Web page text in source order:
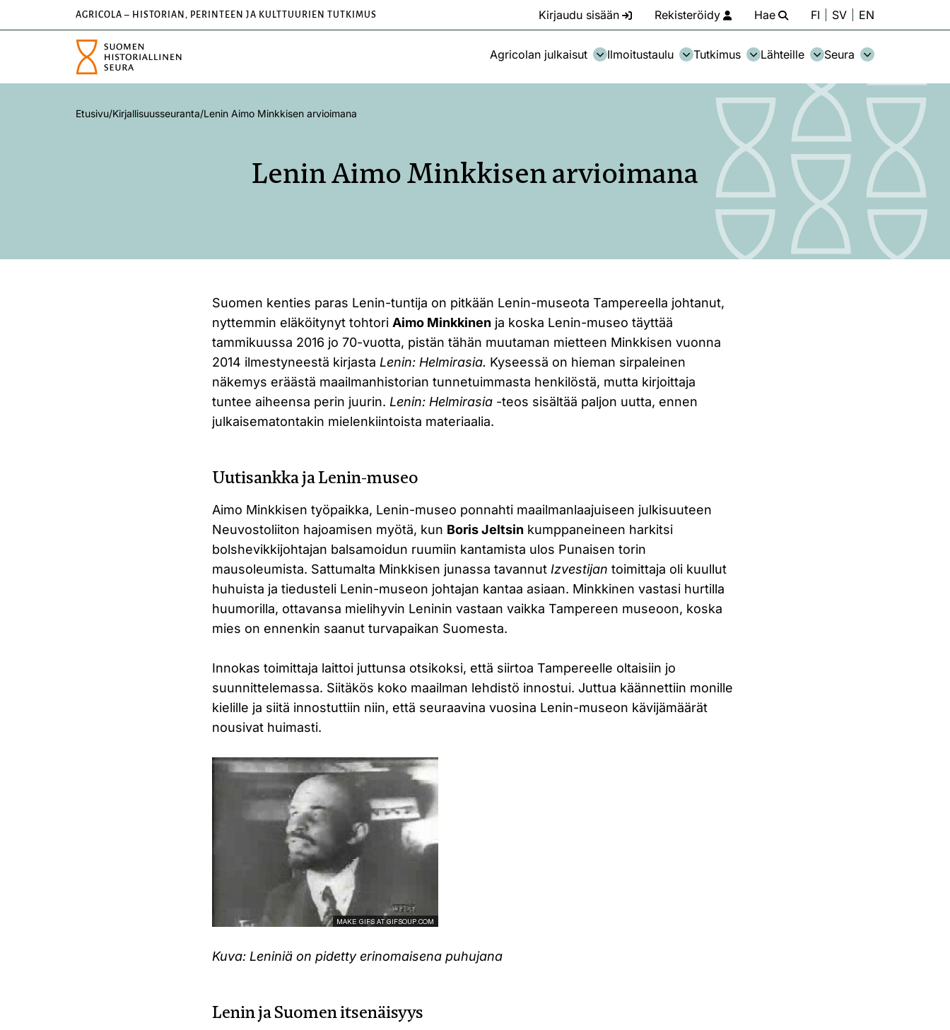
AGRICOLA – HISTORIAN, PERINTEEN JA KULTTUURIEN TUTKIMUS Kirjaudu sisään Rekisteröidy Hae FI SV EN
Agricolan julkaisut Ilmoitustaulu Tutkimus Lähteille Seura
Etusivu/Kirjallisuusseuranta/Lenin Aimo Minkkisen arvioimana
Lenin Aimo Minkkisen arvioimana
Suomen kenties paras Lenin-tuntija on pitkään Lenin-museota Tampereella johtanut,
nyttemmin eläköitynyt tohtori Aimo Minkkinen ja koska Lenin-museo täyttää
tammikuussa 2016 jo 70-vuotta, pistän tähän muutaman mietteen Minkkisen vuonna
2014 ilmestyneestä kirjasta Lenin: Helmirasia. Kyseessä on hieman sirpaleinen
näkemys eräästä maailmanhistorian tunnetuimmasta henkilöstä, mutta kirjoittaja
tuntee aiheensa perin juurin. Lenin: Helmirasia -teos sisältää paljon uutta, ennen
julkaisematontakin mielenkiintoista materiaalia.
Uutisankka ja Lenin-museo
Aimo Minkkisen työpaikka, Lenin-museo ponnahti maailmanlaajuiseen julkisuuteen
Neuvostoliiton hajoamisen myötä, kun Boris Jeltsin kumppaneineen harkitsi
bolshevikkijohtajan balsamoidun ruumiin kantamista ulos Punaisen torin
mausoleumista. Sattumalta Minkkisen junassa tavannut Izvestijan toimittaja oli kuullut
huhuista ja tiedusteli Lenin-museon johtajan kantaa asiaan. Minkkinen vastasi hurtilla
huumorilla, ottavansa mielihyvin Leninin vastaan vaikka Tampereen museoon, koska
mies on ennenkin saanut turvapaikan Suomesta.
Innokas toimittaja laittoi juttunsa otsikoksi, että siirtoa Tampereelle oltaisiin jo
suunnittelemassa. Siitäkös koko maailman lehdistö innostui. Juttua käännettiin monille
kielille ja siitä innostuttiin niin, että seuraavina vuosina Lenin-museon kävijämäärät
nousivat huimasti.
Kuva: Leniniä on pidetty erinomaisena puhujana
Lenin ja Suomen itsenäisyys